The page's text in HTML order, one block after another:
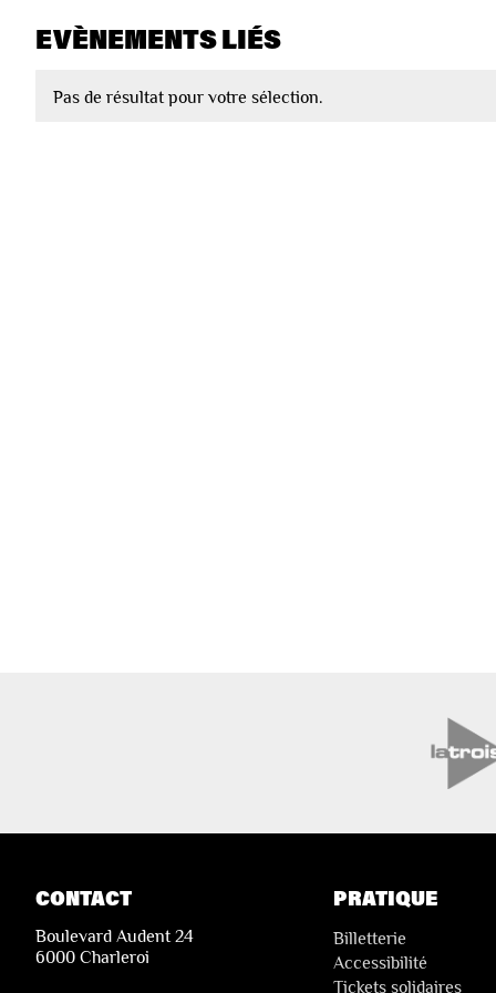
EVÈNEMENTS LIÉS
Pas de résultat pour votre sélection.
CONTACT
Boulevard Audent 24
6000 Charleroi
PRATIQUE
Billetterie
Accessibilité
Tickets solidaires